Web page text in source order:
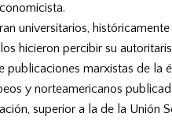
universitarios,
hicieron percibir su
publicaciones marxistas de
y norteamericanos
superior a la de la Unión